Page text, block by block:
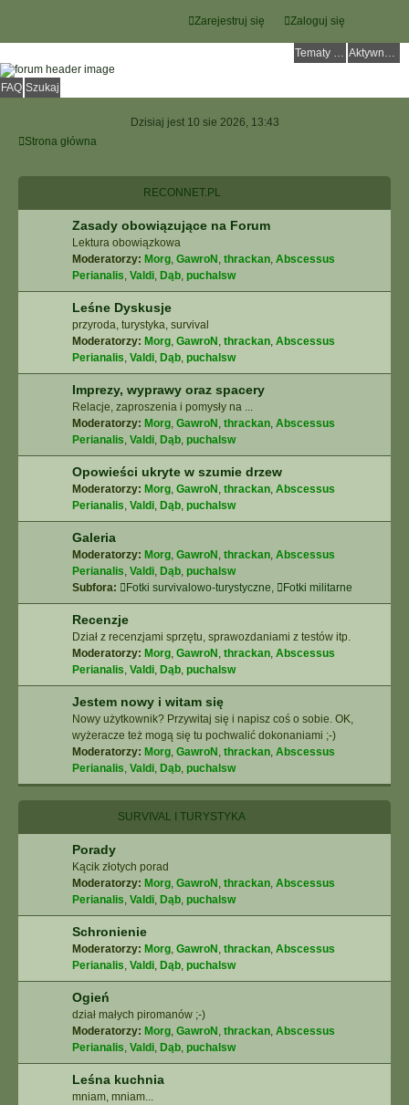
Zaloguj się
Zarejestruj się
Tematy bez odpowiedzi Aktywne tematy
FAQ Szukaj
Dzisiaj jest 10 sie 2026, 13:43
Strona główna
RECONNET.PL
Zasady obowiązujące na Forum
Lektura obowiązkowa
Moderatorzy: Morg, GawroN , thrackan, Abscessus
Perianalis, Valdi, Dąb, puchalsw
Leśne Dyskusje
przyroda, turystyka, survival
Moderatorzy: Morg, GawroN , thrackan, Abscessus
Perianalis, Valdi, Dąb, puchalsw
Imprezy, wyprawy oraz spacery
Relacje, zaproszenia i pomysły na ...
Moderatorzy: Morg, GawroN , thrackan, Abscessus
Perianalis, Valdi, Dąb, puchalsw
Opowieści ukryte w szumie drzew
Moderatorzy: Morg, GawroN , thrackan, Abscessus
Perianalis, Valdi, Dąb, puchalsw
Galeria
Moderatorzy: Morg, GawroN , thrackan, Abscessus
Perianalis, Valdi, Dąb, puchalsw
Subfora:
Fotki survivalowo-turystyczne, Fotki militarne
Recenzje
Dział z recenzjami sprzętu, sprawozdaniami z testów itp.
Moderatorzy: Morg, GawroN , thrackan, Abscessus
Perianalis, Valdi, Dąb, puchalsw
Jestem nowy i witam się
Nowy użytkownik? Przywitaj się i napisz coś o sobie. OK,
wyżeracze też mogą się tu pochwalić dokonaniami ;-)
Moderatorzy: Morg, GawroN , thrackan, Abscessus
Perianalis, Valdi, Dąb, puchalsw
SURVIVAL I TURYSTYKA
Porady
Kącik złotych porad
Moderatorzy: Morg, GawroN , thrackan, Abscessus
Perianalis, Valdi, Dąb, puchalsw
Schronienie
Moderatorzy: Morg, GawroN , thrackan, Abscessus
Perianalis, Valdi, Dąb, puchalsw
Ogień
dział małych piromanów ;-)
Moderatorzy: Morg, GawroN , thrackan, Abscessus
Perianalis, Valdi, Dąb, puchalsw
Leśna kuchnia
mniam, mniam...